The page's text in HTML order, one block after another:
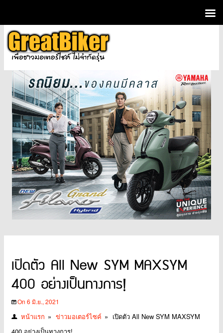
เปิดตัว All New SYM MAXSYM
400 อย่างเป็นทางการ!
On 6 มิ.ย., 2021
หน้าแรก » ข่าวมอเตอร์ไซค์ » เปิดตัว All New SYM MAXSYM